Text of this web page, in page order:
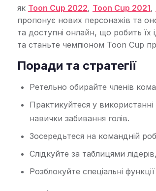
як Toon Cup 2022, Toon Cup 2021,
пропонує нових персонажів та
та доступні онлайн, що робить їх
та станьте чемпіоном Toon Cup
Поради та стратегії
Ретельно обирайте членів
Практикуйтеся у використанні
навички забивання голів.
Зосередьтеся на командній
Слідкуйте за таблицями
Розблокуйте спеціальні